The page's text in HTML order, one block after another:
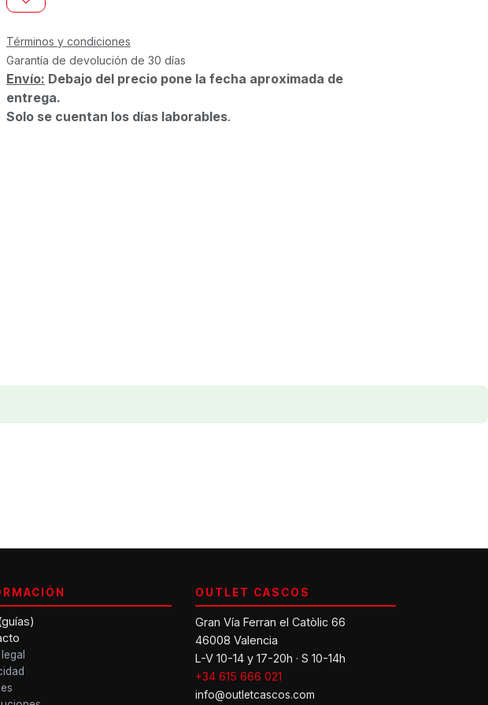
Términos y condiciones
Garantía de devolución de 30 días
Envío: Debajo del precio pone la fecha aproximada de
entrega.
Solo se cuentan los días laborables.
OUTLET CASCOS
Gran Vía Ferran el Catòlic 66
46008 Valencia
L-V 10-14 y 17-20h · S 10-14h
+34 615 666 021
info@outletcascos.com